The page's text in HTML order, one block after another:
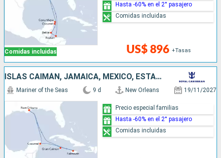
Comidas incluidas US$ 896 +Tasas
Hasta -60% en el 2° pasajero
Comidas incluidas
ISLAS CAIMÁN, JAMAICA, MÉXICO, ESTADOS UNIDOS
Mariner of the Seas 9 d New Orleans 19/11/2027
Precio especial familias
Hasta -60% en el 2° pasajero
Comidas incluidas